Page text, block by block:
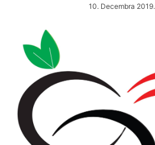
10. Decembra 2019.